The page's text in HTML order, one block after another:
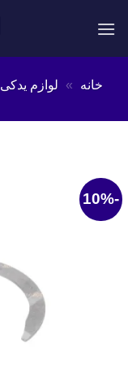
خانه » لوازم یدکی 110
-10%